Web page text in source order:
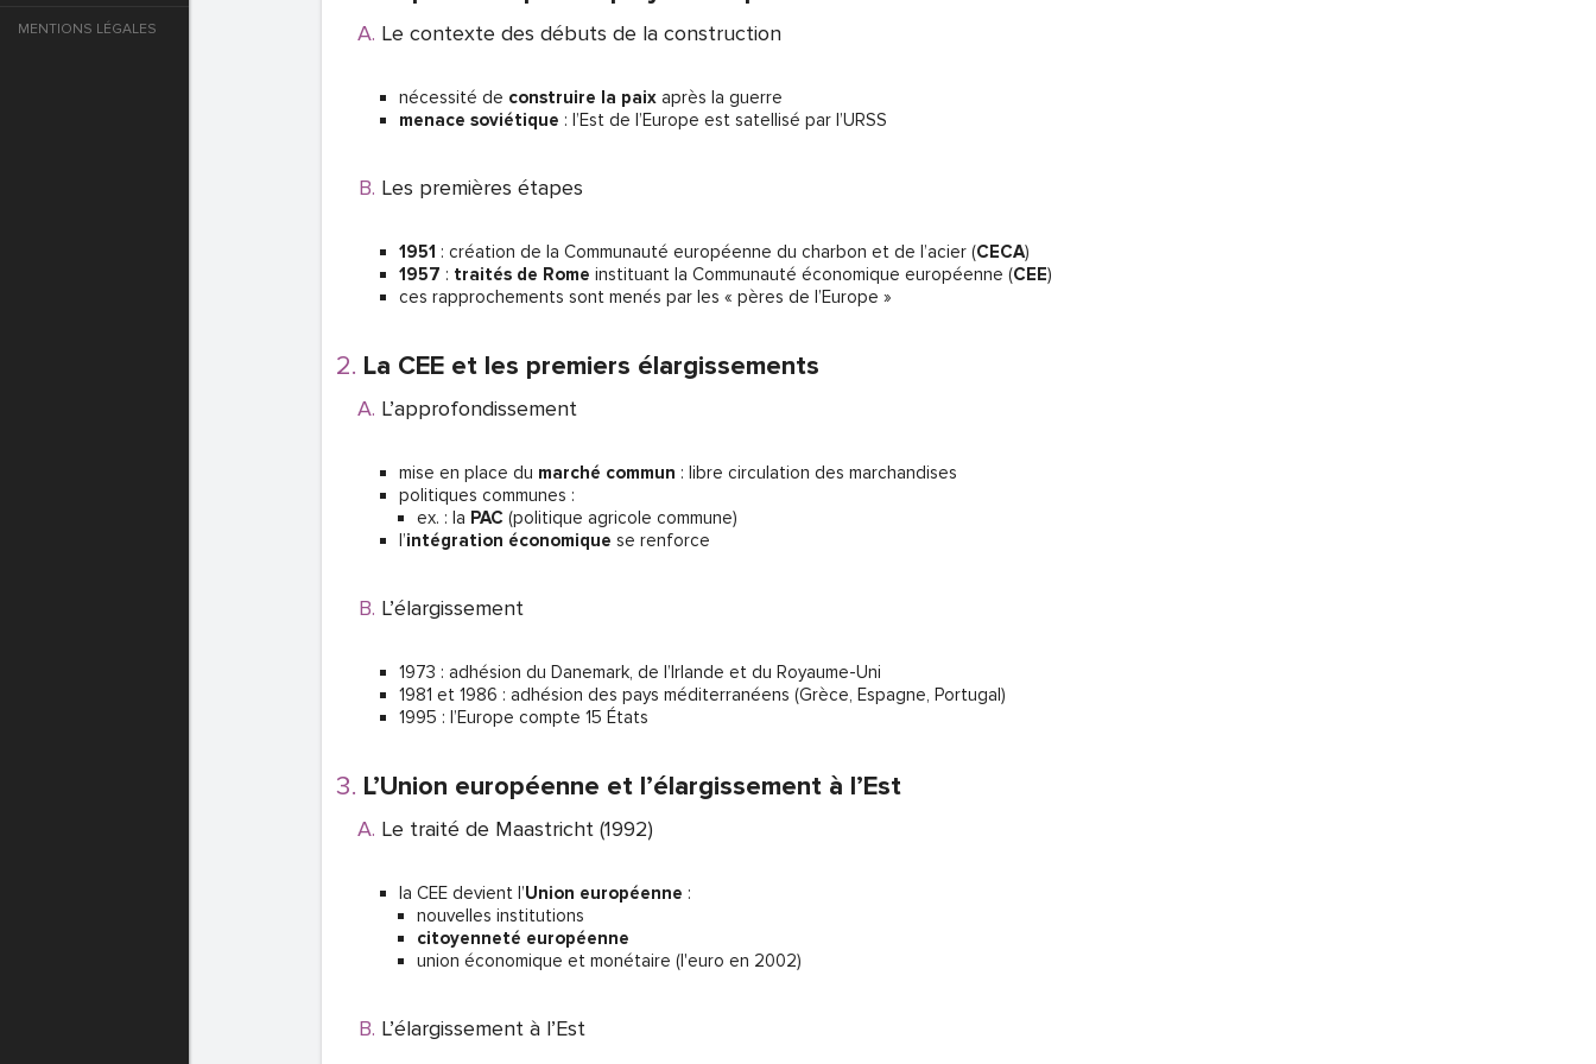
Le contexte des débuts de la construction
nécessité de construire la paixaprès la guerre
menace soviétique : l’Est de l’Europe est satellisé par l’URSS
Les premières étapes
1951 : création de la Communauté européenne du charbon et de l’acier (CECA)
1957 : traités de Rome instituant la Communauté économique européenne (CEE)
ces rapprochements sont menés par les « pères de l’Europe »
La CEE et les premiers élargissements
L’approfondissement
mise en place du marché commun : libre circulation des marchandises
politiques communes :
ex. : la PAC (politique agricole commune)
l’intégration économique se renforce
L’élargissement
1973 : adhésion du Danemark, de l’Irlande et du Royaume-Uni
1981 et 1986 : adhésion des pays méditerranéens (Grèce, Espagne, Portugal)
1995 : l’Europe compte 15 États
L’Union européenne et l’élargissement à l’Est
Le traité de Maastricht (1992)
la CEE devient l’Union européenne :
nouvelles institutions
citoyenneté européenne
union économique et monétaire (l'euro en 2002)
L’élargissement à l’Est
MENTIONS LÉGALES